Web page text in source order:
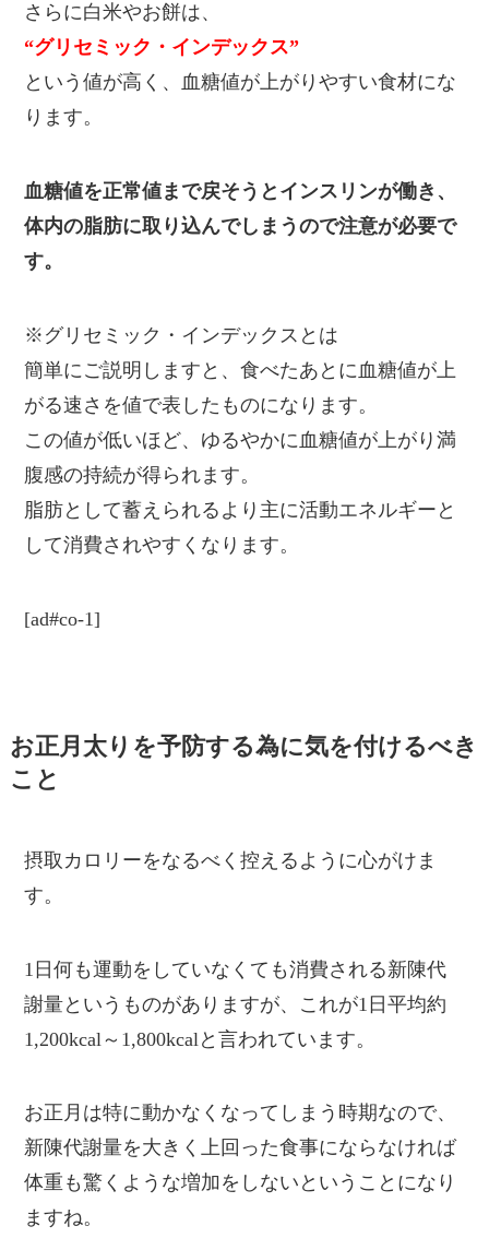
さらに白米やお餅は、
“グリセミック・インデックス”
という値が高く、血糖値が上がりやすい食材にな
ります。
血糖値を正常値まで戻そうとインスリンが働き、
体内の脂肪に取り込んでしまうので注意が必要で
す。
※グリセミック・インデックスとは
簡単にご説明しますと、食べたあとに血糖値が上
がる速さを値で表したものになります。
この値が低いほど、ゆるやかに血糖値が上がり満
腹感の持続が得られます。
脂肪として蓄えられるより主に活動エネルギーと
して消費されやすくなります。
[ad#co-1]
お正月太りを予防する為に気を付けるべき
こと
摂取カロリーをなるべく控えるように心がけま
す。
1日何も運動をしていなくても消費される新陳代
謝量というものがありますが、これが1日平均約
1,200kcal～1,800kcalと言われています。
お正月は特に動かなくなってしまう時期なので、
新陳代謝量を大きく上回った食事にならなければ
体重も驚くような増加をしないということになり
ますね。